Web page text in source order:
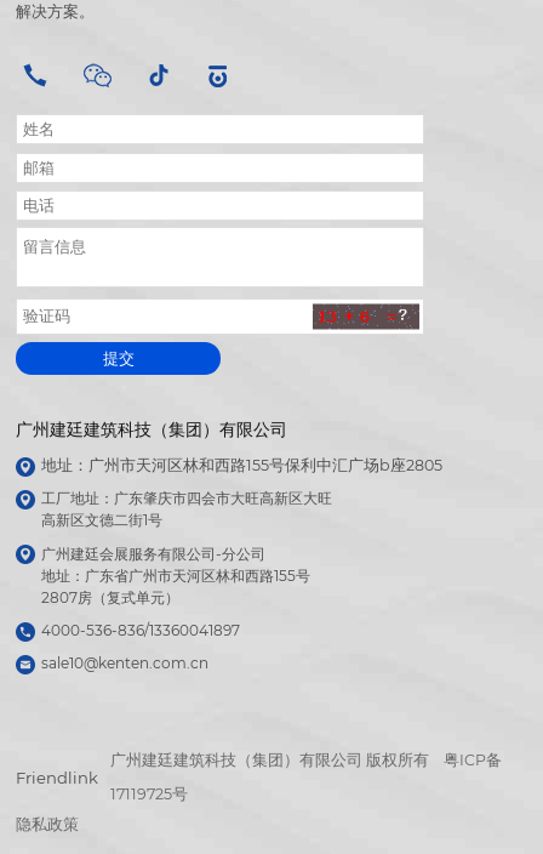
解决方案。
提交
广州建廷建筑科技（集团）有限公司
地址：广州市天河区林和西路155号保利中汇广场b座2805
工厂地址：广东肇庆市四会市大旺高新区大旺
高新区文德二街1号
广州建廷会展服务有限公司-分公司
地址：广东省广州市天河区林和西路155号
2807房（复式单元）
4000-536-836/13360041897
sale10@kenten.com.cn
Friendlink
广州建廷建筑科技（集团）有限公司 版权所有
粤ICP备
17119725号
隐私政策